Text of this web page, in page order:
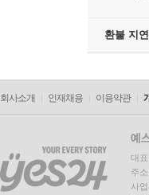
환불 지
회사소개 인재채용 이용약관
대
주
사